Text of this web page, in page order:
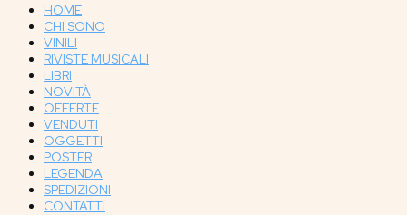
HOME
CHI SONO
VINILI
RIVISTE MUSICALI
LIBRI
NOVITÀ
OFFERTE
VENDUTI
OGGETTI
POSTER
LEGENDA
SPEDIZIONI
CONTATTI